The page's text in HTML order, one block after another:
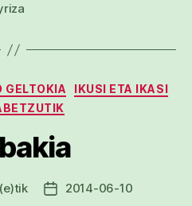
Kategoriak
GELTOKIA
IKUSI ETA IKASI
Argitalpenaren
2014-06-10